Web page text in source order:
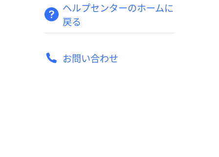
ヘルプセンターのホームに
戻る
お問い合わせ